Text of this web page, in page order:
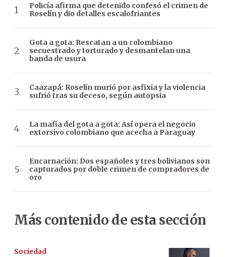
Policía afirma que detenido confesó el crimen de
Roselín y dio detalles escalofriantes
Gota a gota: Rescatan a un colombiano
secuestrado y torturado y desmantelan una
banda de usura
Caazapá: Roselín murió por asfixia y la violencia
sufrió tras su deceso, según autopsia
La mafia del gota a gota: Así opera el negocio
extorsivo colombiano que acecha a Paraguay
Encarnación: Dos españoles y tres bolivianos son
capturados por doble crimen de compradores de
oro
Más contenido de esta sección
Sociedad